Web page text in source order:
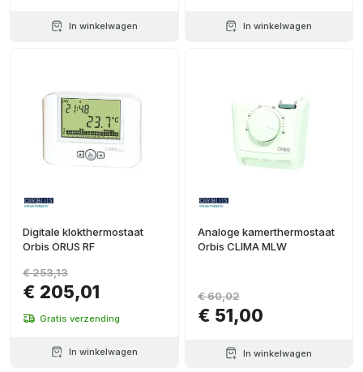
In winkelwagen In winkelwagen
Digitale klokthermostaat
Orbis ORUS RF
€ 205,01
€ 253,13
Gratis verzending
In winkelwagen
Analoge kamerthermostaat
Orbis CLIMA MLW
€ 51,00
€ 60,02
In winkelwagen